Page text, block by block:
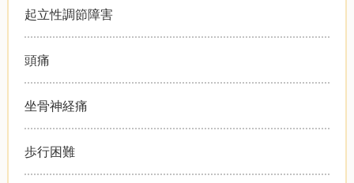
起立性調節障害
頭痛
坐骨神経痛
歩行困難